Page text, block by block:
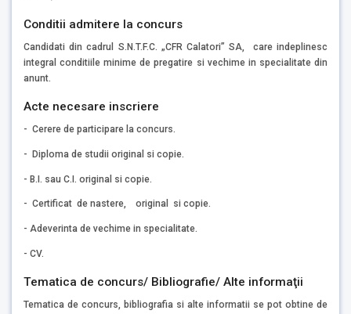
Conditii admitere la concurs
Candidati din cadrul S.N.T.F.C. „CFR Calatori” SA, care indeplinesc
integral conditiile minime de pregatire si vechime in specialitate din
anunt.
Acte necesare inscriere
- Cerere de participare la concurs.
- Diploma de studii original si copie.
- B.I. sau C.I. original si copie.
- Certificat de nastere, original si copie.
- Adeverinta de vechime in specialitate.
- CV.
Tematica de concurs/ Bibliografie/ Alte informaţii
Tematica de concurs, bibliografia si alte informatii se pot obtine de